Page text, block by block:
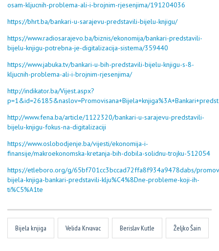
osam-kljucnih-problema-ali-i-brojnim-rjesenjima/191204036
https://bhrt.ba/bankari-u-sarajevu-predstavili-bijelu-knjigu/
https://www.radiosarajevo.ba/biznis/ekonomija/bankari-predstavili-
bijelu-knjigu-potrebna-je-digitalizacija-sistema/359440
https://www.jabuka.tv/bankari-u-bih-predstavili-bijelu-knjigu-s-8-
kljucnih-problema-ali-i-brojnim-rjesenjima/
http://indikator.ba/Vijest.aspx?
http://www.fena.ba/article/1122320/bankari-u-sarajevu-predstavili-
bijelu-knjigu-fokus-na-digitalizaciji
https://www.oslobodjenje.ba/vijesti/ekonomija-i-
finansije/makroekonomska-kretanja-bih-dobila-solidnu-trojku-512054
https://etleboro.org/g/65bf701cc3bccad72ffa8f934a9478dabs/
bijela-knjiga-bankari-predstavili-klju%C4%8Dne-probleme-koji-ih-
ti%C5%A1te
Bijela knjiga Velida Krvavac Berislav Kutle Željko Šain